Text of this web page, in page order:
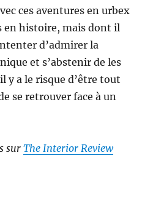
ces aventures en urbex
en histoire, mais dont il
d’admirer la
et s’abstenir de les
y a le risque d’être tout
se retrouver face à un
surThe Interior Review